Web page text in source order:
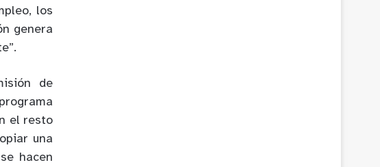
los
genera
de
el resto
una
hacen